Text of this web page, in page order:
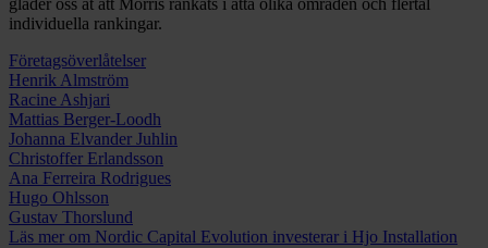
gläder oss åt att Morris rankats i åtta olika områden och flertal
individuella rankingar.
Företags­överlåtelser
Henrik Almström
Racine Ashjari
Mattias Berger-Loodh
Johanna Elvander Juhlin
Christoffer Erlandsson
Ana Ferreira Rodrigues
Hugo Ohlsson
Gustav Thorslund
Läs mer om Nordic Capital Evolution investerar i Hjo Installation